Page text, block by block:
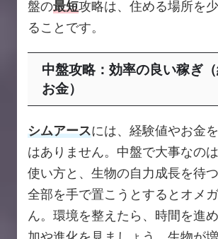
盤の最短攻略は、住める場所を
ることです。
中盤攻略：効率の良い稼ぎ
お金）
シムアースには、経験値やお金
はありません。中盤で大事なの
使い方と、生物の自力成長を待つ
全部を手で置こうとするとオメ
ん。環境を整えたら、時間を進